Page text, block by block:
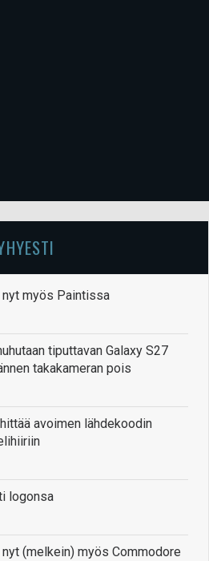
myös Paintissa
tiputtavan Galaxy S27
takakameran pois
avoimen lähdekoodin
logonsa
(melkein) myös Commodore